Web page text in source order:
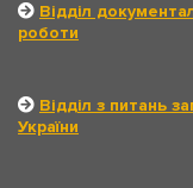
Відділ
роботи
Відділ з питань
України